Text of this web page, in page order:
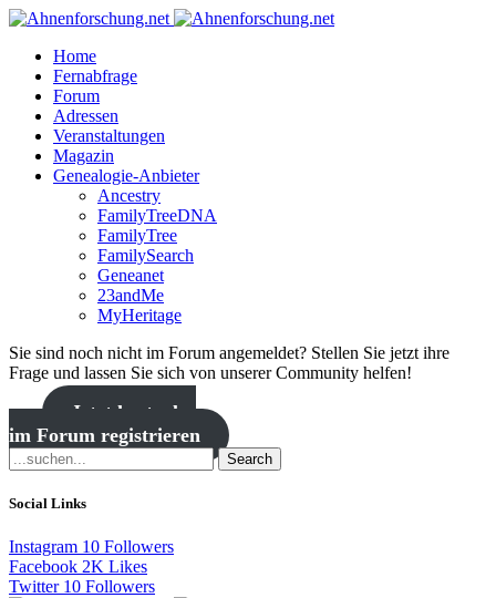
Home
Fernabfrage
Forum
Adressen
Veranstaltungen
Magazin
Genealogie-Anbieter
Ancestry
FamilyTreeDNA
FamilyTree
FamilySearch
Geneanet
23andMe
MyHeritage
Sie sind noch nicht im Forum angemeldet? Stellen Sie jetzt ihre
Frage und lassen Sie sich von unserer Community helfen!
Jetzt kostenlos
im Forum registrieren
Search
Social Links
Instagram 10 Followers
Facebook 2K Likes
Twitter 10 Followers